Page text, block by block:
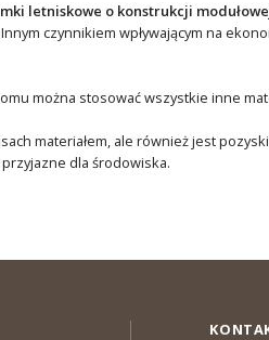
letniskowe o konstrukcji
czynnikiem wpływającym na
można stosować wszystkie inne
materiałem, ale również jest
dla środowiska.